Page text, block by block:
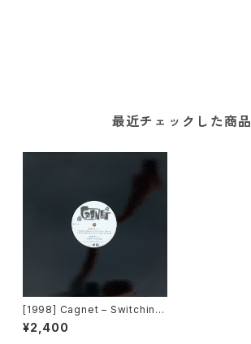
最近チェックした商品
[1998] Cagnet – Switching
Back And Forth Again [EMI]
¥2,400